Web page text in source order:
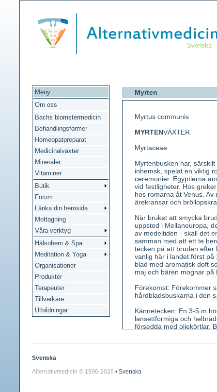
Svenska
Meny
Om oss
Bachs blomstermedicin
Behandlingsformer
Homeopatpreparat
Medicinalväxter
Mineraler
Vitaminer
Butik
Forum
Länka din hemsida
Mottagning
Våra verktyg
Hälsohem & Spa
Meditation & Yoga
Organisationer
Produkter
Terapeuter
Tillverkare
Utbildningar
Myrten
Myrtus communis
MYRTENVÄXTER
Myrtaceae
Myrtenbusken har,
inhemsk, spelat en viktig
ceremonier. Egyptierna
vid festligheter. Hos
hos romarna åt Venus.
ärekransar och
När bruket att smycka
uppstod i Mellaneuropa,
av medeltiden - skall det
samman med att ett te
tecken på att bruden efter
vanlig här i landet först
blad med aromatisk doft
maj och bären mognar
Förekomst: Förekommer
hårdbladsbuskarna i den
Kännetecken: En 3-5 m
lansettformiga och
försedda med oljekörtlar.
pepparlik, bärens smak
Innehållsämnen:
Svenska
Alternativmedicin © 1996-2026 • Svenska